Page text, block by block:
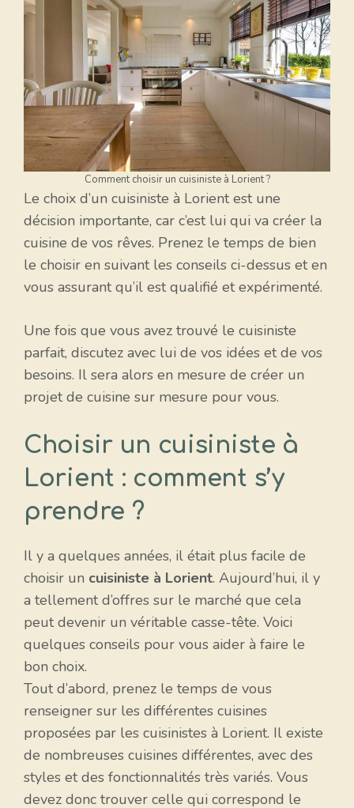
Comment choisir un cuisiniste à Lorient ?
Le choix d’un cuisiniste à Lorient est une
décision importante, car c’est lui qui va créer la
cuisine de vos rêves. Prenez le temps de bien
le choisir en suivant les conseils ci-dessus et en
vous assurant qu’il est qualifié et expérimenté.
Une fois que vous avez trouvé le cuisiniste
parfait, discutez avec lui de vos idées et de vos
besoins. Il sera alors en mesure de créer un
projet de cuisine sur mesure pour vous.
Choisir un cuisiniste à
Lorient : comment s’y
prendre ?
Il y a quelques années, il était plus facile de
choisir un cuisiniste à Lorient. Aujourd’hui, il y
a tellement d’offres sur le marché que cela
peut devenir un véritable casse-tête. Voici
quelques conseils pour vous aider à faire le
bon choix.
Tout d’abord, prenez le temps de vous
renseigner sur les différentes cuisines
proposées par les cuisinistes à Lorient. Il existe
de nombreuses cuisines différentes, avec des
styles et des fonctionnalités très variés. Vous
devez donc trouver celle qui correspond le